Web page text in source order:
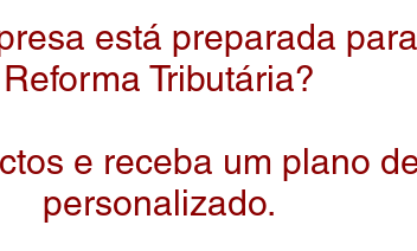
está preparada
Reforma Tributária?
e receba um plano
personalizado.